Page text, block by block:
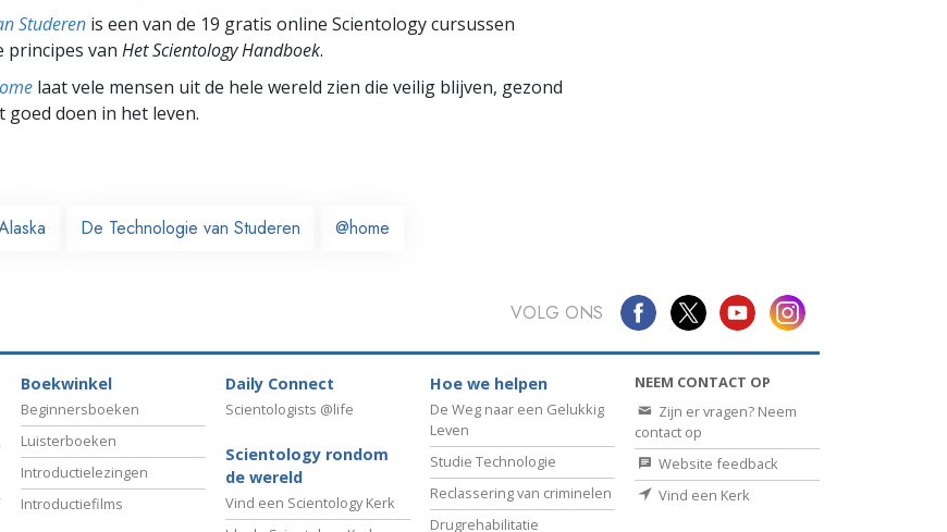
Studeren is een van de 19 gratis online Scientology cursussen
principes van Het Scientology Handboek.
laat vele mensen uit de hele wereld zien die veilig blijven, gezond
goed doen in het leven.
De Technologie van Studeren @home
VOLG ONS
Boekwinkel
Beginnersboeken
Luisterboeken
Introductielezingen
Introductiefilms
Daily Connect
Scientologists @life
Scientology rondom
de wereld
Vind een Scientology Kerk
Hoe we helpen
De Weg naar een Gelukkig
Leven
Studie Technologie
Reclassering van criminelen
Drugrehabilitatie
NEEM CONTACT OP
Zijn er vragen? Neem
contact op
Website feedback
Vind een Kerk